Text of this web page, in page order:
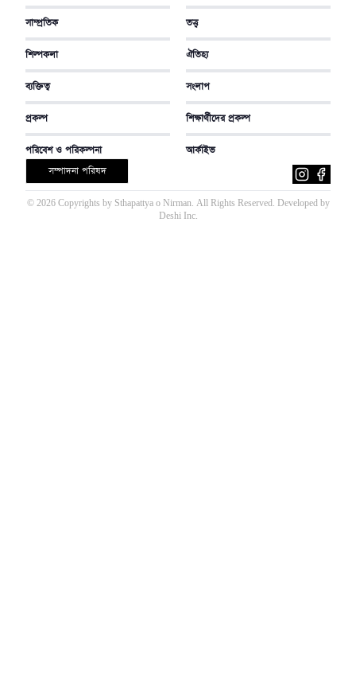
সাম্প্রতিক তত্ত্ব
শিল্পকলা ঐতিহ্য
ব্যক্তিত্ব সংলাপ
প্রকল্প শিক্ষার্থীদের প্রকল্প
পরিবেশ ও পরিকল্পনা
আর্কাইভ
সম্পাদনা পরিষদ
© 2026Copyrights by Sthapattya o Nirman. All Rights Reserved. Developed by
Deshi Inc.